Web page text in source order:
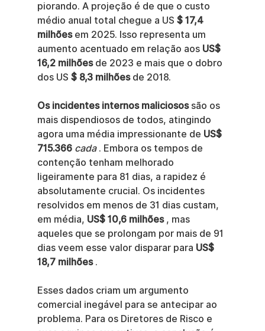
piorando. A projeção é de que o custo
médio anual total chegue a US $ 17,4
milhões em 2025. Isso representa um
aumento acentuado em relação aos US$
16,2 milhões de 2023 e mais que o dobro
dos US $ 8,3 milhões de 2018.
Os incidentes internos maliciosos são os
mais dispendiosos de todos, atingindo
agora uma média impressionante de US$
715.366 cada . Embora os tempos de
contenção tenham melhorado
ligeiramente para 81 dias, a rapidez é
absolutamente crucial. Os incidentes
resolvidos em menos de 31 dias custam,
em média, US$ 10,6 milhões , mas
aqueles que se prolongam por mais de 91
dias veem esse valor disparar para US$
18,7 milhões .
Esses dados criam um argumento
comercial inegável para se antecipar ao
problema. Para os Diretores de Risco e